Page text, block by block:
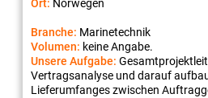
Ort: Norwegen
Branche: Marinetechnik
Volumen: keine Angabe.
Unsere Aufgabe:
Vertragsanalyse und darauf
Lieferumfanges zwischen